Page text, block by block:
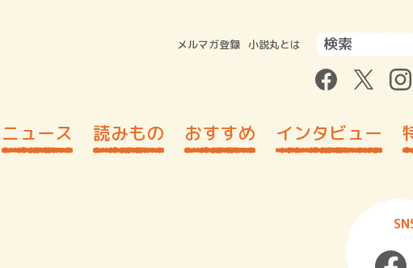
メルマガ登録 小説丸とは
ニュース 読みもの おすすめ インタビュー